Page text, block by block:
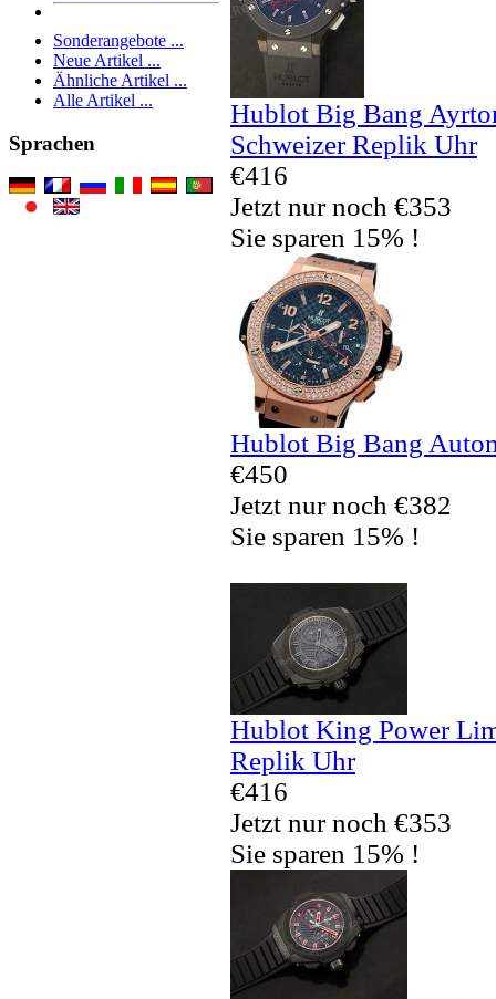
Sonderangebote ...
Neue Artikel ...
Ähnliche Artikel ...
Alle Artikel ...
Sprachen
Hublot Big Bang
Schweizer Replik Uhr
€416
Jetzt nur noch €353
Sie sparen 15% !
Hublot Big Bang
€450
Jetzt nur noch €382
Sie sparen 15% !
Hublot King Power
Replik Uhr
€416
Jetzt nur noch €353
Sie sparen 15% !